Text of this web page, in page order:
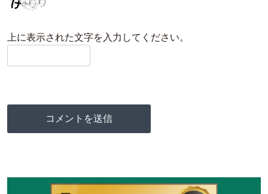
上に表示された文字を入力してください。